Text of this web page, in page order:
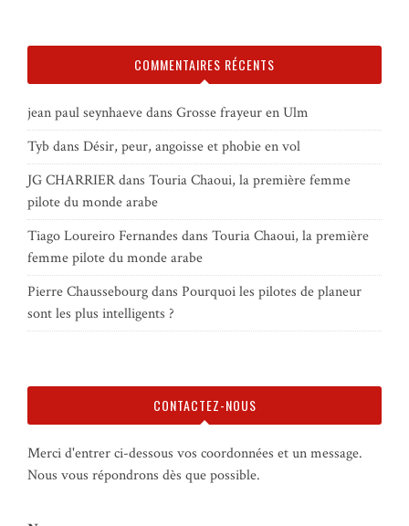
COMMENTAIRES RÉCENTS
jean paul seynhaevedans Grosse frayeur en Ulm
Tybdans Désir, peur, angoisse et phobie en vol
JG CHARRIERdans Touria Chaoui, la première femme
pilote du monde arabe
Tiago Loureiro Fernandes dans Touria Chaoui, la première
femme pilote du monde arabe
Pierre Chaussebourgdans Pourquoi les pilotes de planeur
sont les plus intelligents ?
CONTACTEZ-NOUS
Merci d'entrer ci-dessous vos coordonnées et un message.
Nous vous répondrons dès que possible.